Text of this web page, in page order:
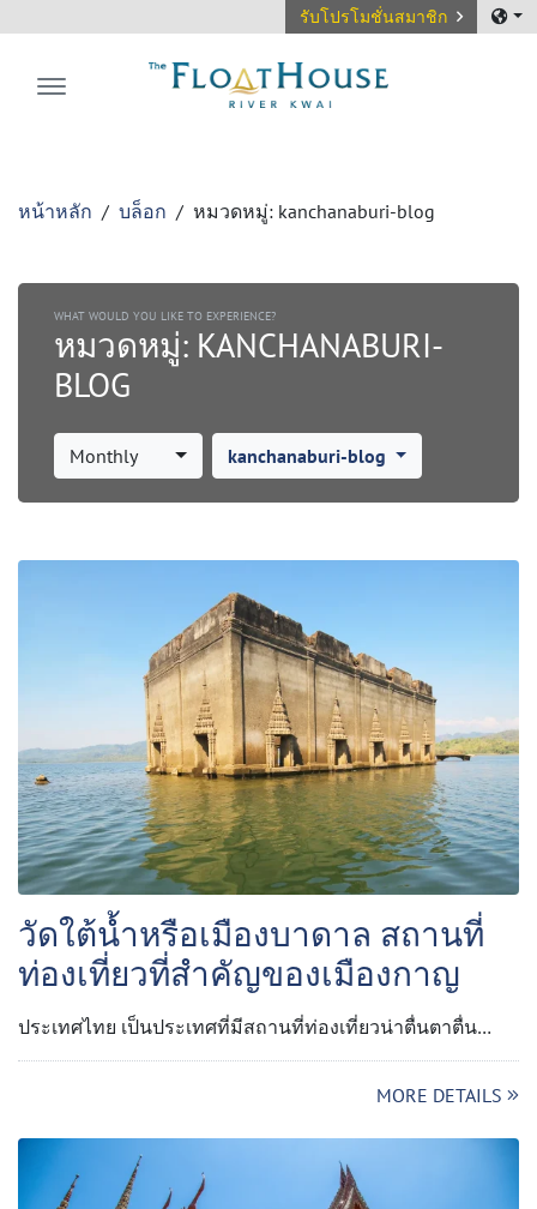
รับโปรโมชั่นสมาชิก
หน้าหลัก บล็อก หมวดหมู่: kanchanaburi-blog
WHAT WOULD YOU LIKE TO EXPERIENCE?
หมวดหมู่: KANCHANABURI-
BLOG
Monthly kanchanaburi-blog
วัดใต้น้ำหรือเมืองบาดาล สถานที่
ท่องเที่ยวที่สำคัญของเมืองกาญ
ประเทศไทย เป็นประเทศที่มีสถานที่ท่องเที่ยวน่าตื่นตาตื่น…
MORE DETAILS